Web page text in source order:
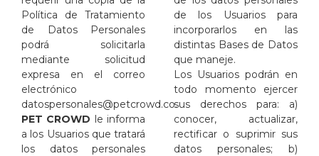
Política de Tratamiento
de Datos Personales
podrá solicitarla
mediante solicitud
expresa en el correo
electrónico
datospersonales@petcrowd.co.
PET CROWD le informa
a los Usuarios que tratará
los datos personales
de los Usuarios para
incorporarlos en las
distintas Bases de Datos
que maneje.
Los Usuarios podrán en
todo momento ejercer
sus derechos para: a)
conocer, actualizar,
rectificar o suprimir sus
datos personales; b)